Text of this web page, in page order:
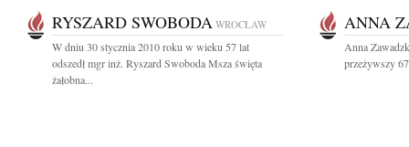
RYSZARD SWOBODA WROCŁAW
W dniu 30 stycznia 2010 roku w wieku 57 lat
odszedł mgr inż. Ryszard Swoboda Msza święta
żałobna...
ANNA
Anna
przeżywszy